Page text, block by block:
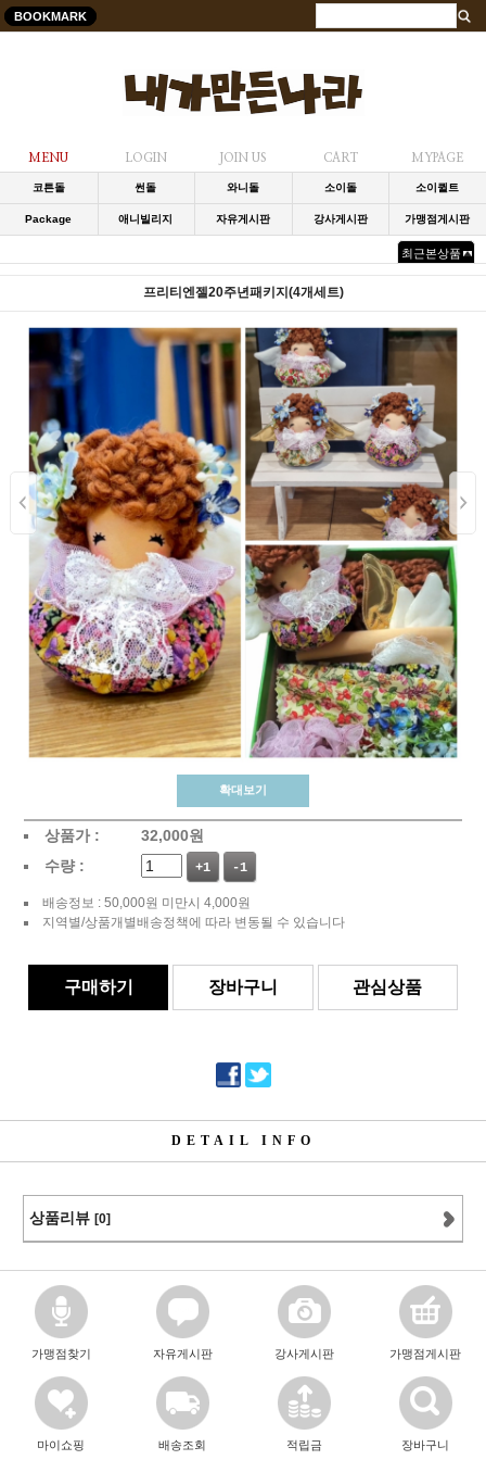
BOOKMARK
MENU LOGIN JOIN US CART MYPAGE
코튼돌 썬돌 와니돌 소이돌 소이퀼트
Package 애니빌리지 자유게시판 강사게시판 가맹점게시판
최근본상품
프리티엔젤20주년패키지(4개세트)
확대보기
상품가 : 32,000원
수량 :
+1 -1
배송정보 : 50,000원 미만시 4,000원
지역별/상품개별배송정책에 따라 변동될 수 있습니다
구매하기 장바구니 관심상품
DETAIL INFO
상품리뷰 [0]
가맹점찾기 자유게시판 강사게시판 가맹점게시판
마이쇼핑 배송조회 적립금 장바구니